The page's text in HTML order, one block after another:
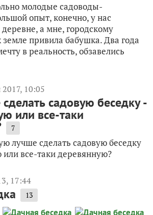
молодые садоводы-
опыт, конечно, у нас
а мне, городскому
привила бабушка. Два года
в реальность, обзавелись
10:05
садовую беседку -
или все-таки
7
лучше сделать садовую беседку
все-таки деревянную?
17:44
13